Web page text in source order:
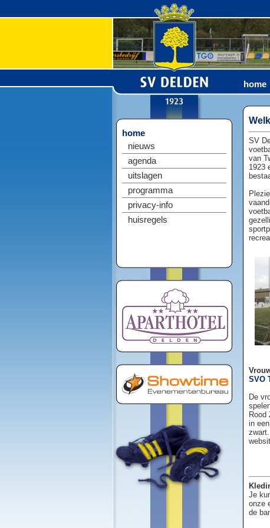
home
home
nieuws
agenda
uitslagen
programma
privacy-info
huisregels
SV
van
1923
SVO
De
Rood
in
Je
onze
de